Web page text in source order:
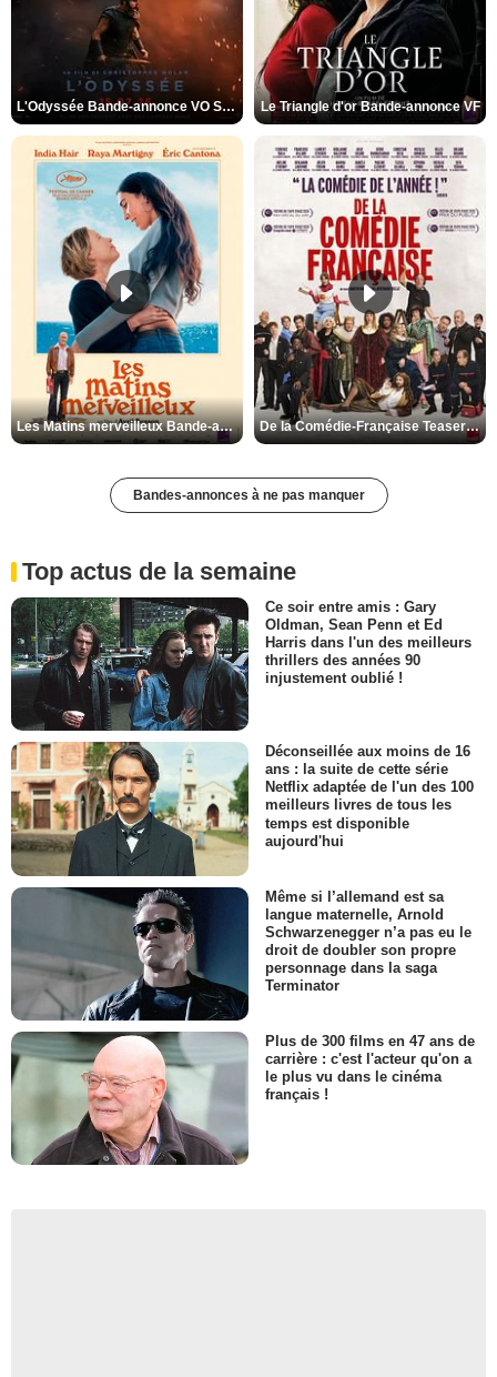
L'Odyssée Bande-annonce VO STFR Le Triangle d'or Bande-annonce VF
Les Matins merveilleux Bande-annonce VF De la Comédie-Française Teaser VF
Bandes-annonces à ne pas manquer
Top actus de la semaine
Ce soir entre amis : Gary
Oldman, Sean Penn et Ed
Harris dans l'un des meilleurs
thrillers des années 90
injustement oublié !
Déconseillée aux moins de 16
ans : la suite de cette série
Netflix adaptée de l'un des 100
meilleurs livres de tous les
temps est disponible
aujourd'hui
Même si l’allemand est sa
langue maternelle, Arnold
Schwarzenegger n’a pas eu le
droit de doubler son propre
personnage dans la saga
Terminator
Plus de 300 films en 47 ans de
carrière : c'est l'acteur qu'on a
le plus vu dans le cinéma
français !